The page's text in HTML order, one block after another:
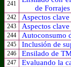
241
de
242 Aspectos
243 Aspectos
244 Autoconsumo
245 Inclusión de
246 Ensilado de
247 Evaluando la